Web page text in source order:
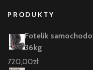
PRODUKTY
Fotelik
36kg
720,00zł